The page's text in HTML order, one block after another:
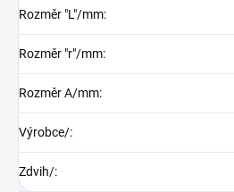
Rozměr "L"/mm:
Rozměr "r"/mm:
Rozměr A/mm:
Výrobce/:
Zdvih/: